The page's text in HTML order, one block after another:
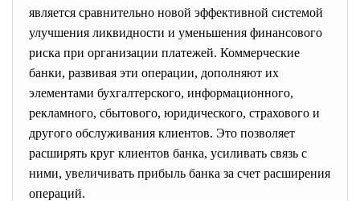
является сравнительно новой эффективной системой
улучшения ликвидности и уменьшения финансового
риска при организации платежей. Коммерческие
банки, развивая эти операции, дополняют их
элементами бухгалтерского, информационного,
рекламного, сбытового, юридического, страхового и
другого обслуживания клиентов. Это позволяет
расширять круг клиентов банка, усиливать связь с
ними, увеличивать прибыль банка за счет расширения
операций.